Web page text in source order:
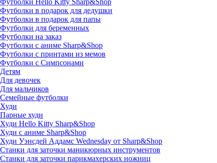
Футболки Hello Kitty Sharp&Shop
Футболки в подарок для дедушки
Футболки в подарок для папы
Футболки для беременных
Футболки на заказ
Футболки с аниме Sharp&Shop
Футболки с принтами из мемов
Футболки с Симпсонами
Детям
Для девочек
Для мальчиков
Семейные футболки
Худи
Парные худи
Худи Hello Kitty Sharp&Shop
Худи с аниме Sharp&Shop
Худи Уэнсдей Аддамс Wednesday от Sharp&Shop
Станки для заточки маникюрных инструментов
Станки для заточки парикмахерских ножниц